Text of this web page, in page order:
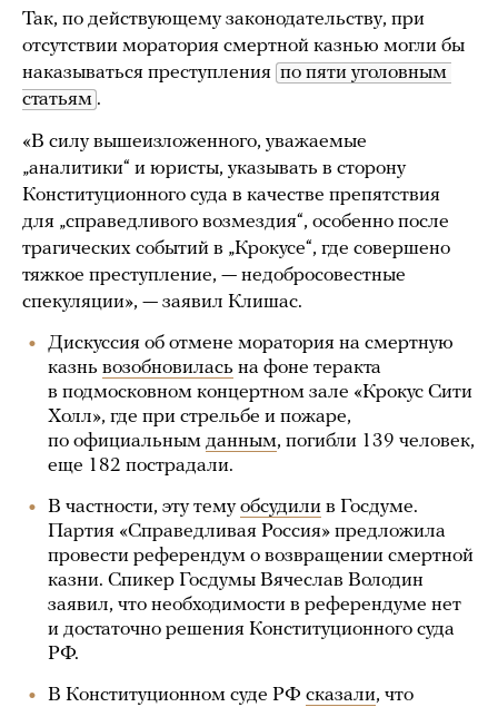
Так, по действующему законодательству, при
отсутствии моратория смертной казнью могли бы
наказываться преступления по пяти уголовным
статьям .
«В силу вышеизложенного, уважаемые
„аналитики“ и юристы, указывать в сторону
Конституционного суда в качестве препятствия
для „справедливого возмездия“, особенно после
трагических событий в „Крокусе“, где совершено
тяжкое преступление, — недобросовестные
спекуляции», — заявил Клишас.
Дискуссия об отмене моратория на смертную
казнь возобновилась на фоне теракта
в подмосковном концертном зале «Крокус Сити
Холл», где при стрельбе и пожаре,
по официальным данным, погибли 139 человек,
еще 182 пострадали.
В частности, эту темуобсудили в Госдуме.
Партия «Справедливая Россия» предложила
провести референдум о возвращении смертной
казни. Спикер Госдумы Вячеслав Володин
заявил, что необходимости в референдуме нет
и достаточно решения Конституционного суда
РФ.
В Конституционном суде РФ сказали, что